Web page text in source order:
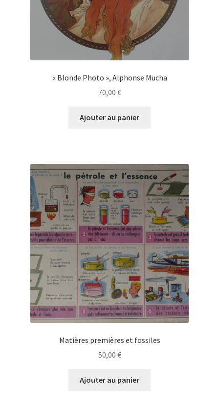
« Blonde Photo », Alphonse Mucha
70,00 €
Ajouter au panier
Matières premières et fossiles
50,00 €
Ajouter au panier